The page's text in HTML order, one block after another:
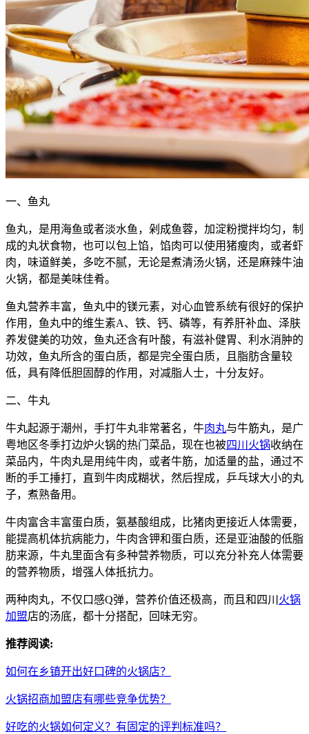
一、鱼丸
鱼丸，是用海鱼或者淡水鱼，剁成鱼蓉，加淀粉搅拌均匀，制
成的丸状食物，也可以包上馅，馅肉可以使用猪瘦肉，或者虾
肉，味道鲜美，多吃不腻，无论是煮清汤火锅，还是麻辣牛油
火锅，都是美味佳肴。
鱼丸营养丰富，鱼丸中的镁元素，对心血管系统有很好的保护
作用，鱼丸中的维生素A、铁、钙、磷等，有养肝补血、泽肤
养发健美的功效，鱼丸还含有叶酸，有滋补健胃、利水消肿的
功效，鱼丸所含的蛋白质，都是完全蛋白质，且脂肪含量较
低，具有降低胆固醇的作用，对减脂人士，十分友好。
二、牛丸
牛丸起源于潮州，手打牛丸非常著名，牛肉丸与牛筋丸，是广
粤地区冬季打边炉火锅的热门菜品，现在也被四川火锅收纳在
菜品内，牛肉丸是用纯牛肉，或者牛筋，加适量的盐，通过不
断的手工捶打，直到牛肉成糊状，然后捏成，乒乓球大小的丸
子，煮熟备用。
牛肉富含丰富蛋白质，氨基酸组成，比猪肉更接近人体需要，
能提高机体抗病能力，牛肉含钾和蛋白质，还是亚油酸的低脂
肪来源，牛丸里面含有多种营养物质，可以充分补充人体需要
的营养物质，增强人体抵抗力。
两种肉丸，不仅口感Q弹，营养价值还极高，而且和四川 火锅
加盟店的汤底，都十分搭配，回味无穷。
推荐阅读:
如何在乡镇开出好口碑的火锅店？
火锅招商加盟店有哪些竞争优势？
好吃的火锅如何定义？有固定的评判标准吗？